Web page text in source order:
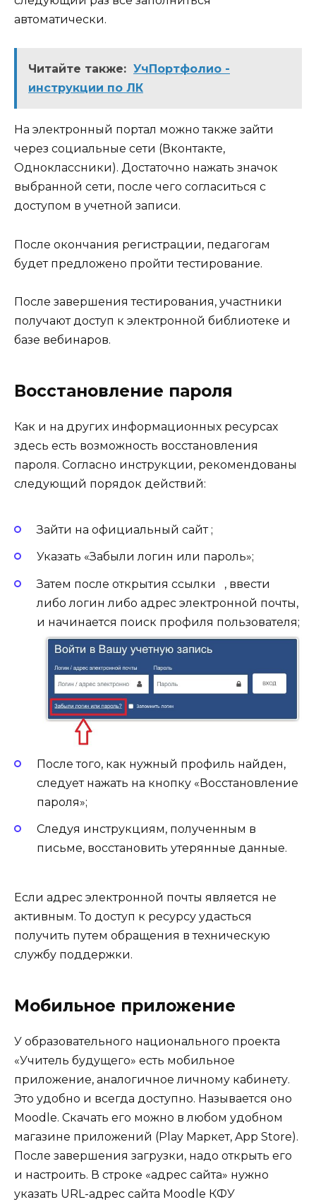
автоматически.
Читайте также: УчПортфолио -
инструкции по ЛК
На электронный портал можно также зайти
через социальные сети (Вконтакте,
Одноклассники). Достаточно нажать значок
выбранной сети, после чего согласиться с
доступом в учетной записи.
После окончания регистрации, педагогам
будет предложено пройти тестирование.
После завершения тестирования, участники
получают доступ к электронной библиотеке и
базе вебинаров.
Восстановление пароля
Как и на других информационных ресурсах
здесь есть возможность восстановления
пароля. Согласно инструкции, рекомендованы
следующий порядок действий:
Зайти на официальный сайт ;
Указать «Забыли логин или пароль»;
Затем после открытия ссылки , ввести
либо логин либо адрес электронной почты,
и начинается поиск профиля пользователя;
После того, как нужный профиль найден,
следует нажать на кнопку «Восстановление
пароля»;
Следуя инструкциям, полученным в
письме, восстановить утерянные данные.
Если адрес электронной почты является не
активным. То доступ к ресурсу удасться
получить путем обращения в техническую
службу поддержки.
Мобильное приложение
У образовательного национального проекта
«Учитель будущего» есть мобильное
приложение, аналогичное личному кабинету.
Это удобно и всегда доступно. Называется оно
Moodle. Скачать его можно в любом удобном
магазине приложений (Play Маркет, App Store).
После завершения загрузки, надо открыть его
и настроить. В строке «адрес сайта» нужно
указать URL-адрес сайта Moodle КФУ